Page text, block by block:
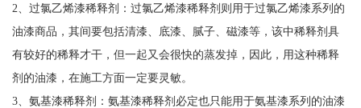
2、过氯乙烯漆稀释剂：过氯乙烯漆稀释剂则用于过氯乙烯漆系列的
油漆商品，其间要包括清漆、底漆、腻子、磁漆等，该中稀释剂具
有较好的稀释才干，但一起又会很快的蒸发掉，因此，用这种稀释
剂的油漆，在施工方面一定要灵敏。
3、氨基漆稀释剂：氨基漆稀释剂必定也只能用于氨基漆系列的油漆